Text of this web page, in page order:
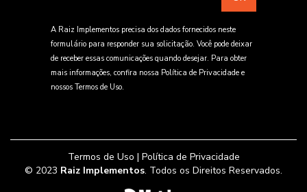
A Raiz Implementos precisa dos dados fornecidos neste
formulário para responder sua solicitação. Você pode deixar
de receber essas comunicações quando desejar. Para obter
mais informações, confira nossa Política de Privacidade e
nossos Termos de Uso.
Termos de Uso | Política de Privacidade
© 2023 Raiz Implementos. Todos os Direitos Reservados.